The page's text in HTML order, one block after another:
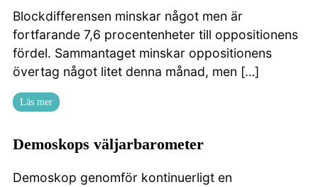
Blockdifferensen minskar något men är
fortfarande 7,6 procentenheter till oppositionens
fördel. Sammantaget minskar oppositionens
övertag något litet denna månad, men […]
Läs mer
Demoskops väljarbarometer
Demoskop genomför kontinuerligt en